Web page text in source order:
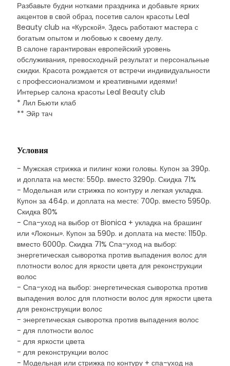
Разбавьте будни нотками праздника и добавьте ярких
акцентов в свой образ, посетив салон красоты Leal
Beauty club на «Курской». Здесь работают мастера с
богатым опытом и любовью к своему делу.
В салоне гарантирован европейский уровень
обслуживания, превосходный результат и персональные
скидки. Красота рождается от встречи индивидуальности
с профессионализмом и креативными идеями!
Интерьер салона красоты Leal Beauty club
* Лил Бьюти клаб
** Эйр тач
Условия
- Мужская стрижка и пилинг кожи головы. Купон за 390р.
и доплата на месте: 550р. вместо 3290р. Скидка 71%
- Модельная или стрижка по контуру и легкая укладка.
Купон за 464р. и доплата на месте: 700р. вместо 5950р.
Скидка 80%
- Спа-уход на выбор от Bionica + укладка на брашинг
или «Локоны». Купон за 590р. и доплата на месте: 1150р.
вместо 6000р. Скидка 71% Спа-уход на выбор:
энергетическая сыворотка против выпадения волос для
плотности волос для яркости цвета для реконструкции
волос
- Спа-уход на выбор: энергетическая сыворотка против
выпадения волос для плотности волос для яркости цвета
для реконструкции волос
- энергетическая сыворотка против выпадения волос
- для плотности волос
- для яркости цвета
- для реконструкции волос
- Модельная или стрижка по контуру + спа-уход на